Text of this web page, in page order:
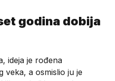
godina dobija
ideja je rođena
veka, a osmislio ju je